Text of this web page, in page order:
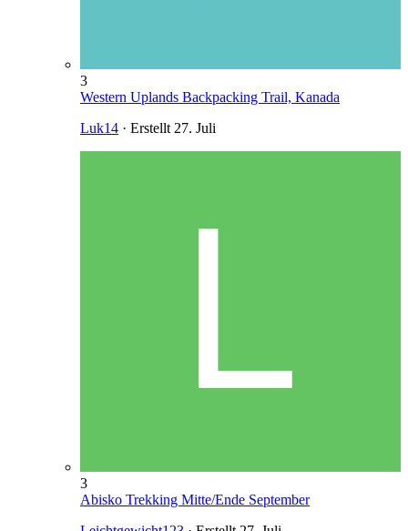
3
Western Uplands Backpacking Trail, Kanada
Luk14 · Erstellt 27. Juli
3
Abisko Trekking Mitte/Ende September